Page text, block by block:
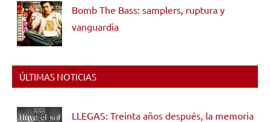
Bomb The Bass: samplers, ruptura y
vanguardia
ÚLTIMAS NOTICIAS
LLEGAS: Treinta años después, la memoria